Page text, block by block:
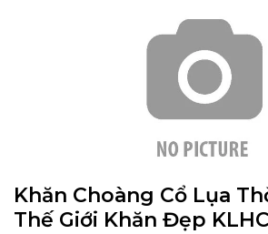
Khăn Choàng Cổ Lụa
Thế Giới Khăn Đẹp KLHC